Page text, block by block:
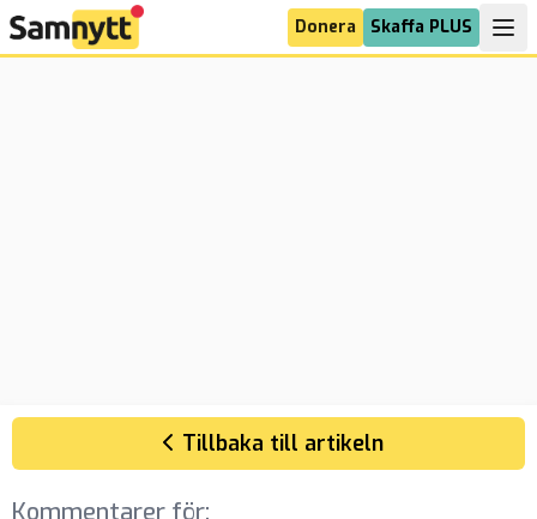
Donera Skaffa PLUS
Tillbaka till artikeln
Kommentarer för: